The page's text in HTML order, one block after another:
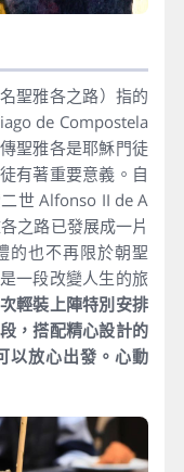
聖雅各之路）指的
de Compostela
聖雅各是耶穌門徒
有著重要意義。自
世 Alfonso II de A
之路已發展成一片
的也不再限於朝聖
一段改變人生的旅
輕裝上陣特別安排
，搭配精心設計的
以放心出發。心動